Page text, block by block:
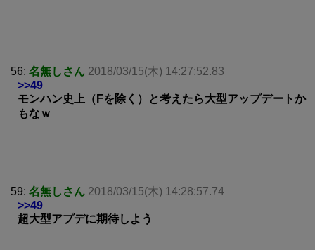
56: 名無しさん 2018/03/15(木) 14:27:52.83
>>49
モンハン史上（Fを除く）と考えたら大型アップデートか
もなｗ
59: 名無しさん 2018/03/15(木) 14:28:57.74
>>49
超大型アプデに期待しよう